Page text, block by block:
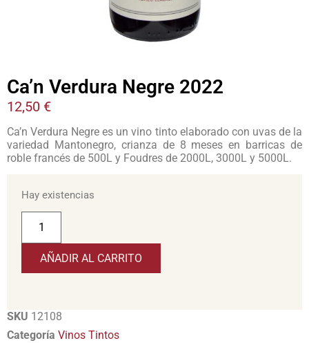
Ca’n Verdura Negre 2022
12,50 €
Ca’n Verdura Negre es un vino tinto elaborado con uvas de la
variedad Mantonegro, crianza de 8 meses en barricas de
roble francés de 500L y Foudres de 2000L, 3000L y 5000L.
Hay existencias
AÑADIR AL CARRITO
SKU 12108
Categoría Vinos Tintos